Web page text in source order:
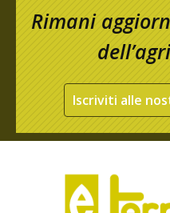
Rimani
Iscriviti alle